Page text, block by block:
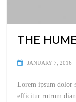
THE
JANUARY 7, 2016
Lorem ipsum dolor
efficitur rutrum